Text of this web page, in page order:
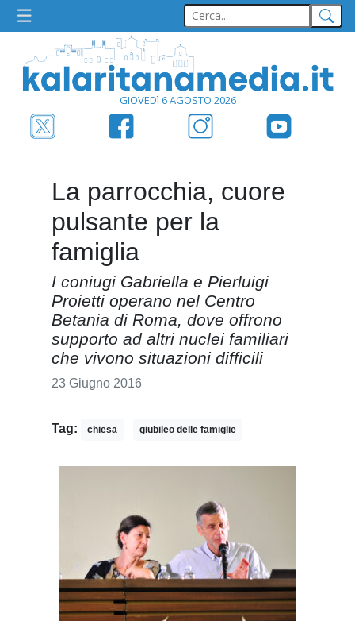
GIOVEDì 6 AGOSTO 2026
La parrocchia, cuore
pulsante per la
famiglia
I coniugi Gabriella e Pierluigi
Proietti operano nel Centro
Betania di Roma, dove offrono
supporto ad altri nuclei familiari
che vivono situazioni difficili
23 Giugno 2016
Tag: chiesa giubileo delle famiglie